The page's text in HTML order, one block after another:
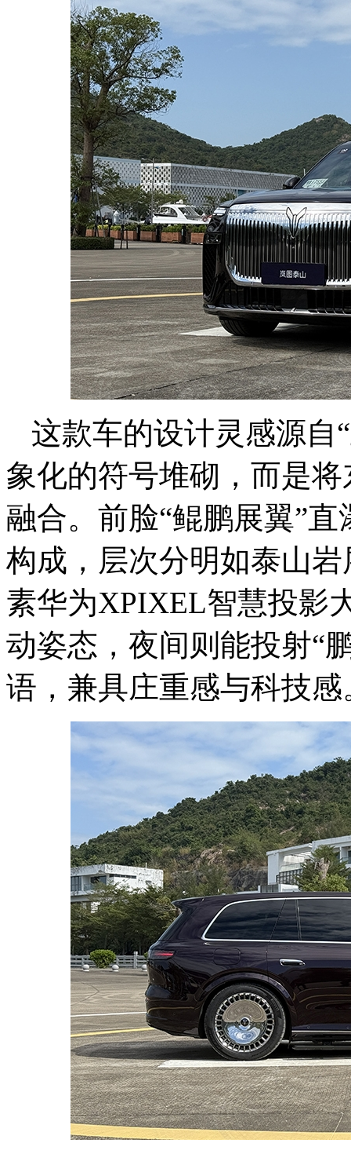
这款车的设计灵感源自
象化的符号堆砌，而是
融合。前脸“鲲鹏展翼”
构成，层次分明如泰山
素华为XPIXEL智慧投影
动姿态，夜间则能投射“
语，兼具庄重感与科技感